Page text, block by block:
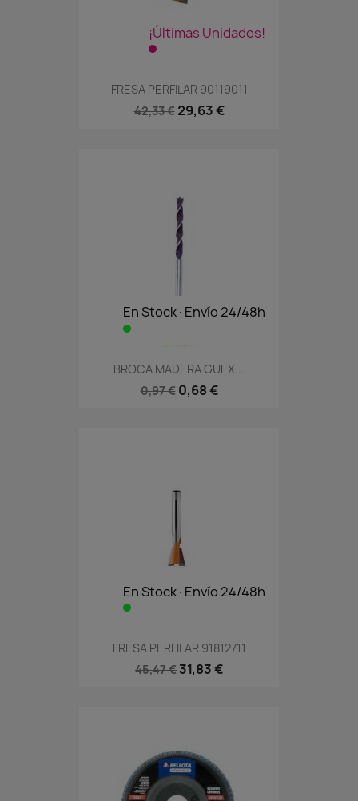
¡Últimas Unidades!
FRESA PERFILAR 90119011
42,33 € 29,63 €
En Stock·Envío 24/48h
BROCA MADERA GUEX...
0,97 € 0,68 €
En Stock·Envío 24/48h
FRESA PERFILAR 91812711
45,47 € 31,83 €